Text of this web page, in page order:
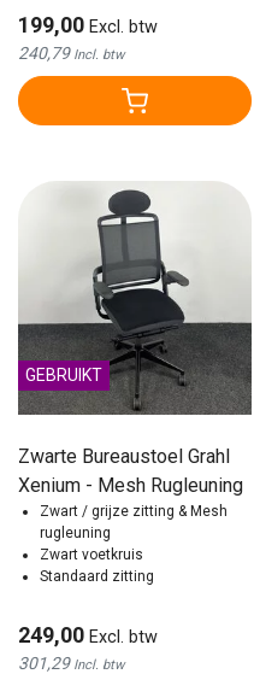
199,00 Excl. btw
240,79 Incl. btw
GEBRUIKT
Zwarte Bureaustoel Grahl
Xenium - Mesh Rugleuning
Zwart / grijze zitting & Mesh
rugleuning
Zwart voetkruis
Standaard zitting
249,00 Excl. btw
301,29 Incl. btw